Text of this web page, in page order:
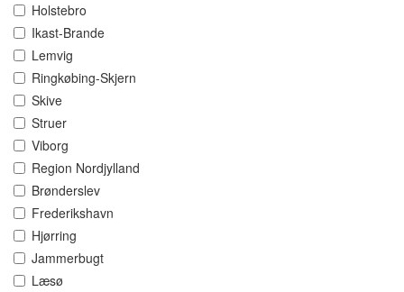
Holstebro
Ikast-Brande
Lemvig
Ringkøbing-Skjern
Skive
Struer
Viborg
Region Nordjylland
Brønderslev
Frederikshavn
Hjørring
Jammerbugt
Læsø